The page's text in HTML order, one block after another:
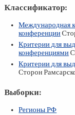
Классификатор:
Международная
конференции
Критерии для
конференциями
Критерии для
Сторон
Выборки:
Регионы РФ